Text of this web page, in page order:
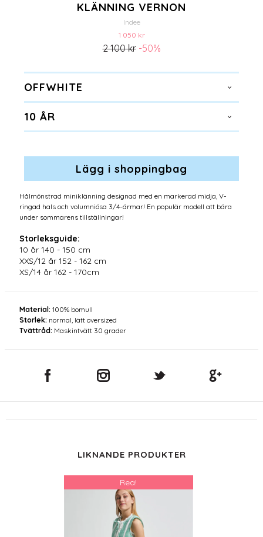
KLÄNNING VERNON
Indee
1 050 kr
2 100 kr-50%
OFFWHITE
10 ÅR
Hålmönstrad miniklänning designad med en markerad midja, V-
ringad hals och volumniösa 3/4-ärmar! En populär modell att bära
under sommarens tillställningar!
Storleksguide:
10 år 140 - 150 cm
XXS/12 år 152 - 162 cm
XS/14 år 162 - 170cm
Material: 100% bomull
Storlek: normal, lätt oversized
Tvättråd: Maskintvätt 30 grader
LIKNANDE PRODUKTER
Rea!